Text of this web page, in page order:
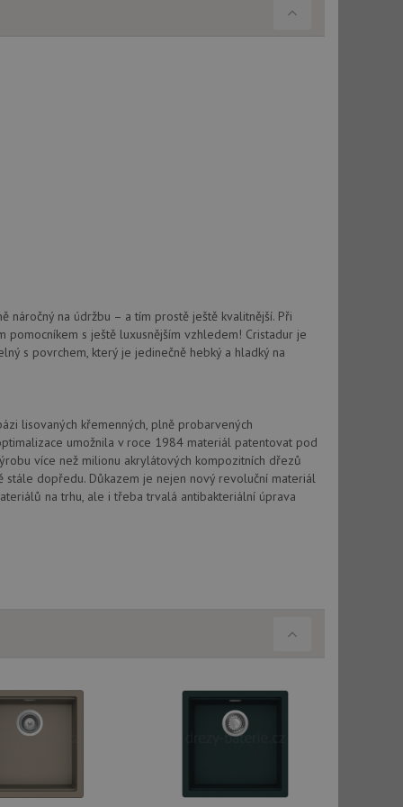
náročný na údržbu – a tím prostě ještě kvalitnější. Při
pomocníkem s ještě luxusnějším vzhledem! Cristadur je
s povrchem, který je jedinečně hebký a hladký na
lisovaných křemenných, plně probarvených
umožnila v roce 1984 materiál patentovat pod
více než milionu akrylátových kompozitních dřezů
stále dopředu. Důkazem je nejen nový revoluční materiál
na trhu, ale i třeba trvalá antibakteriální úprava
k
požadavku
a
relace.
ochrany
jejich
koncový uživatel
ale pokud je
ale pokud je
sledování